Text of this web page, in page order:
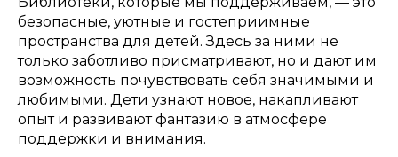
безопасные, уютные и гостеприимные
пространства для детей. Здесь за ними не
только заботливо присматривают, но и дают им
возможность почувствовать себя значимыми и
любимыми. Дети узнают новое, накапливают
опыт и развивают фантазию в атмосфере
поддержки и внимания.